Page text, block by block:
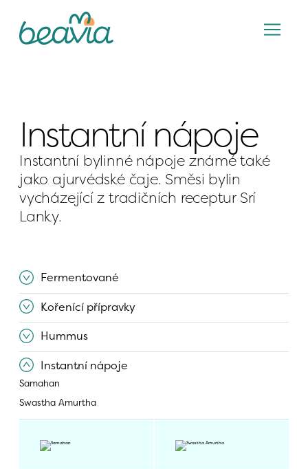
Instantní nápoje
Instantní bylinné nápoje známé také
jako ajurvédské čaje. Směsi bylin
vycházející z tradičních receptur Srí
Lanky.
Fermentované
Kořenící přípravky
Hummus
Instantní nápoje
Samahan
Swastha Amurtha